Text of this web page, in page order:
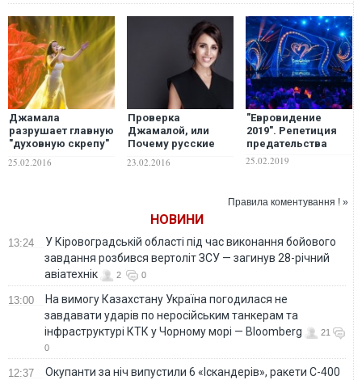
Джамала
разрушает главную
"духовную скрепу"
25.02.2016
Проверка
Джамалой, или
Почему русские
ненавидят всех
23.02.2016
"Евровидение
2019". Репетиция
предательства
25.02.2019
Правила коментування ! »
НОВИНИ
13:24
У Кіровоградській області під час виконання бойового
завдання розбився вертоліт ЗСУ — загинув 28-річний
авіатехнік
2 0
13:00
На вимогу Казахстану Україна погодилася не
завдавати ударів по неросійським танкерам та
інфраструктурі КТК у Чорному морі — Bloomberg
21
0
12:37
Окупанти за ніч випустили 6 «Іскандерів», ракети С-400